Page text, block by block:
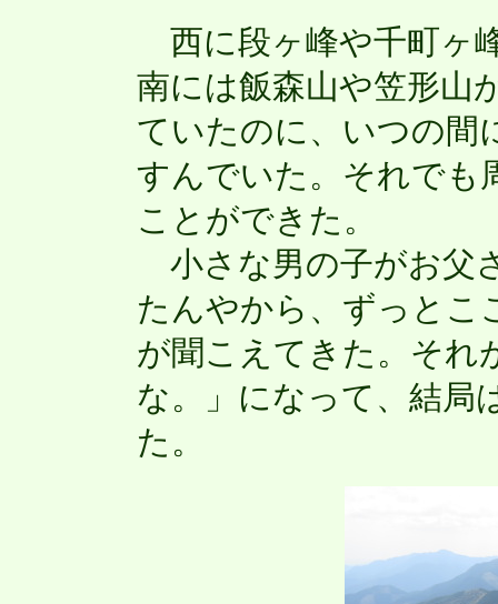
西に段ヶ峰や千町ヶ
南には飯森山や笠形山
ていたのに、いつの間
すんでいた。それでも
ことができた。
小さな男の子がお父
たんやから、ずっとこ
が聞こえてきた。それ
な。」になって、結局
た。